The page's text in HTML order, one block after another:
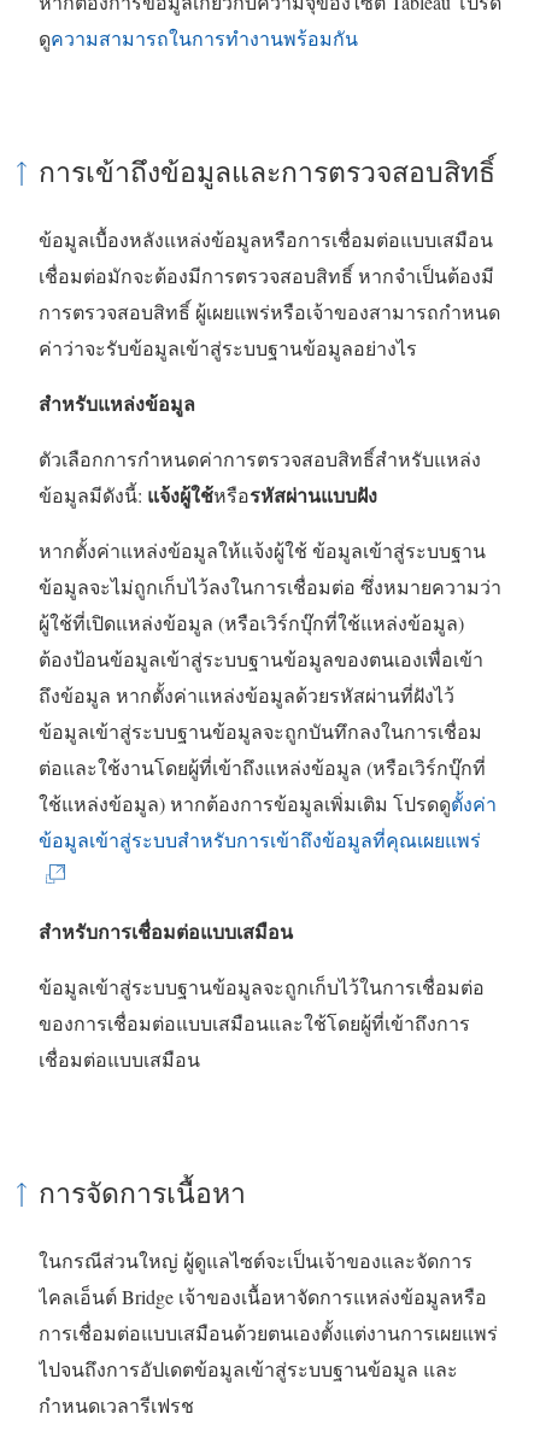
ดูความสามารถในการทำงานพร้อมกัน
การเข้าถึงข้อมูลและการตรวจสอบสิทธิ์
ข้อมูลเบื้องหลังแหล่งข้อมูลหรือการเชื่อมต่อแบบเสมือน
เชื่อมต่อมักจะต้องมีการตรวจสอบสิทธิ์ หากจำเป็นต้องมี
การตรวจสอบสิทธิ์ ผู้เผยแพร่หรือเจ้าของสามารถกำหนด
ค่าว่าจะรับข้อมูลเข้าสู่ระบบฐานข้อมูลอย่างไร
สำหรับแหล่งข้อมูล
ตัวเลือกการกำหนดค่าการตรวจสอบสิทธิ์สำหรับแหล่ง
ข้อมูลมีดังนี้: แจ้งผู้ใช้หรือรหัสผ่านแบบฝัง
หากตั้งค่าแหล่งข้อมูลให้แจ้งผู้ใช้ ข้อมูลเข้าสู่ระบบฐาน
ข้อมูลจะไม่ถูกเก็บไว้ลงในการเชื่อมต่อ ซึ่งหมายความว่า
ผู้ใช้ที่เปิดแหล่งข้อมูล (หรือเวิร์กบุ๊กที่ใช้แหล่งข้อมูล)
ต้องป้อนข้อมูลเข้าสู่ระบบฐานข้อมูลของตนเองเพื่อเข้า
ถึงข้อมูล หากตั้งค่าแหล่งข้อมูลด้วยรหัสผ่านที่ฝังไว้
ข้อมูลเข้าสู่ระบบฐานข้อมูลจะถูกบันทึกลงในการเชื่อม
ต่อและใช้งานโดยผู้ที่เข้าถึงแหล่งข้อมูล (หรือเวิร์กบุ๊กที่
ใช้แหล่งข้อมูล) หากต้องการข้อมูลเพิ่มเติม โปรดดูตั้งค่า
ข้อมูลเข้าสู่ระบบสำหรับการเข้าถึงข้อมูลที่คุณเผยแพร่
จ
า
ต่
สำหรับการเชื่อมต่อแบบเสมือน
ข้อมูลเข้าสู่ระบบฐานข้อมูลจะถูกเก็บไว้ในการเชื่อมต่อ
ของการเชื่อมต่อแบบเสมือนและใช้โดยผู้ที่เข้าถึงการ
เชื่อมต่อแบบเสมือน
การจัดการเนื้อหา
ในกรณีส่วนใหญ่ ผู้ดูแลไซต์จะเป็นเจ้าของและจัดการ
ไคลเอ็นต์ Bridge เจ้าของเนื้อหาจัดการแหล่งข้อมูลหรือ
การเชื่อมต่อแบบเสมือนด้วยตนเองตั้งแต่งานการเผยแพร่
ไปจนถึงการอัปเดตข้อมูลเข้าสู่ระบบฐานข้อมูล และ
กำหนดเวลารีเฟรช